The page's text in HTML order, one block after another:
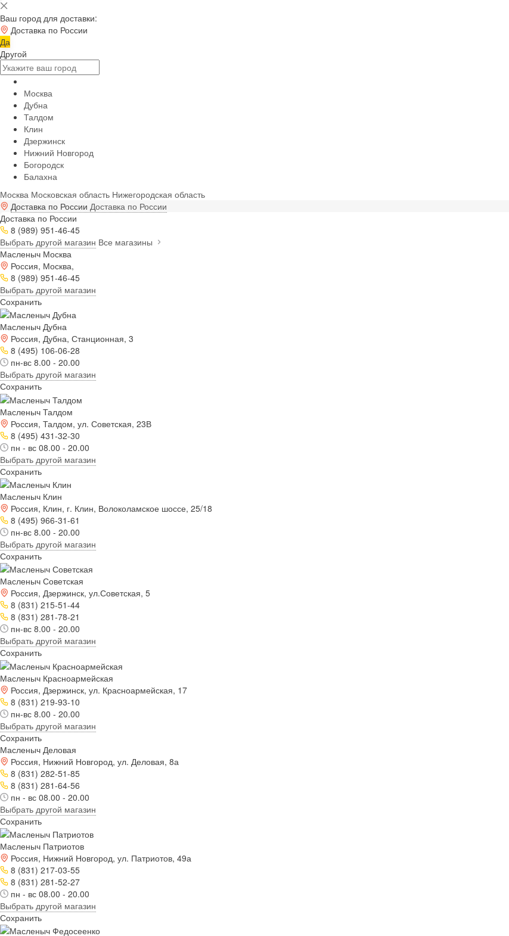
Ваш город для доставки:
Доставка по России
Да
Другой
Москва
Дубна
Талдом
Клин
Дзержинск
Нижний Новгород
Богородск
Балахна
Москва Московская область Нижегородская область
Доставка по России Доставка по России
Доставка по России
8 (989) 951-46-45
Выбрать другой магазин Все магазины
Масленыч Москва
Россия, Москва,
8 (989) 951-46-45
Выбрать другой магазин
Сохранить
Масленыч Дубна
Россия, Дубна, Станционная, 3
8 (495) 106-06-28
пн-вс 8.00 - 20.00
Выбрать другой магазин
Сохранить
Масленыч Талдом
Россия, Талдом, ул. Советская, 23В
8 (495) 431-32-30
пн - вс 08.00 - 20.00
Выбрать другой магазин
Сохранить
Масленыч Клин
Россия, Клин, г. Клин, Волоколамское шоссе, 25/18
8 (495) 966-31-61
пн-вс 8.00 - 20.00
Выбрать другой магазин
Сохранить
Масленыч Советская
Россия, Дзержинск, ул.Советская, 5
8 (831) 215-51-44
8 (831) 281-78-21
пн-вс 8.00 - 20.00
Выбрать другой магазин
Сохранить
Масленыч Красноармейская
Россия, Дзержинск, ул. Красноармейская, 17
8 (831) 219-93-10
пн-вс 8.00 - 20.00
Выбрать другой магазин
Сохранить
Масленыч Деловая
Россия, Нижний Новгород, ул. Деловая, 8а
8 (831) 282-51-85
8 (831) 281-64-56
пн - вс 08.00 - 20.00
Выбрать другой магазин
Сохранить
Масленыч Патриотов
Россия, Нижний Новгород, ул. Патриотов, 49а
8 (831) 217-03-55
8 (831) 281-52-27
пн - вс 08.00 - 20.00
Выбрать другой магазин
Сохранить